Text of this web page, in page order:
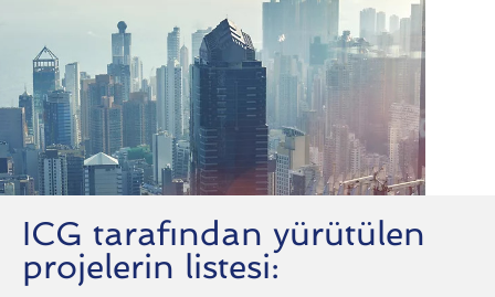
ICG tarafından yürütülen
projelerin listesi: